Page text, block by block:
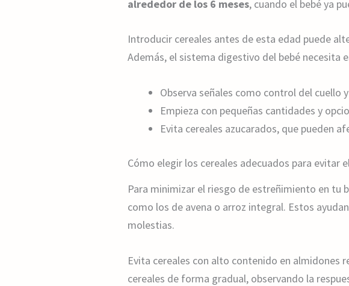
alrededor de los 6 meses, cuando el bebé ya
Introducir cereales antes de esta edad puede
Además, el sistema digestivo del bebé necesita
Observa señales como control del cuello
Empieza con pequeñas cantidades y
Evita cereales azucarados, que pueden
Cómo elegir los cereales adecuados para evitar
Para minimizar el riesgo de estreñimiento en tu
como los de avena o arroz integral. Estos
molestias.
Evita cereales con alto contenido en almidones
cereales de forma gradual, observando la